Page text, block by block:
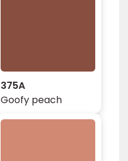
375A
Goofy peach